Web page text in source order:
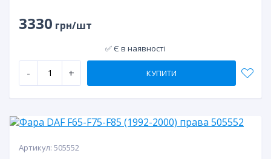
3330 грн/шт
✅ Є в наявності
- + КУПИТИ
Артикул: 505552